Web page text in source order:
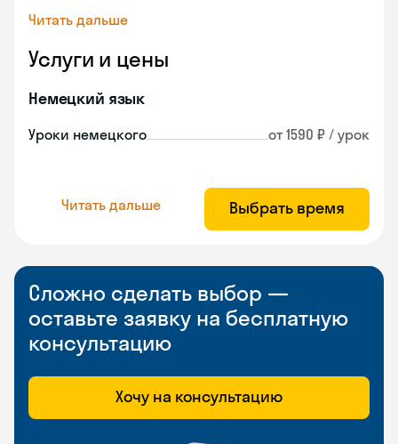
Читать дальше
Услуги и цены
Немецкий язык
Уроки немецкого от 1590 ₽ / урок
Читать дальше Выбрать время
Сложно сделать выбор —
оставьте заявку на бесплатную
консультацию
Хочу на консультацию